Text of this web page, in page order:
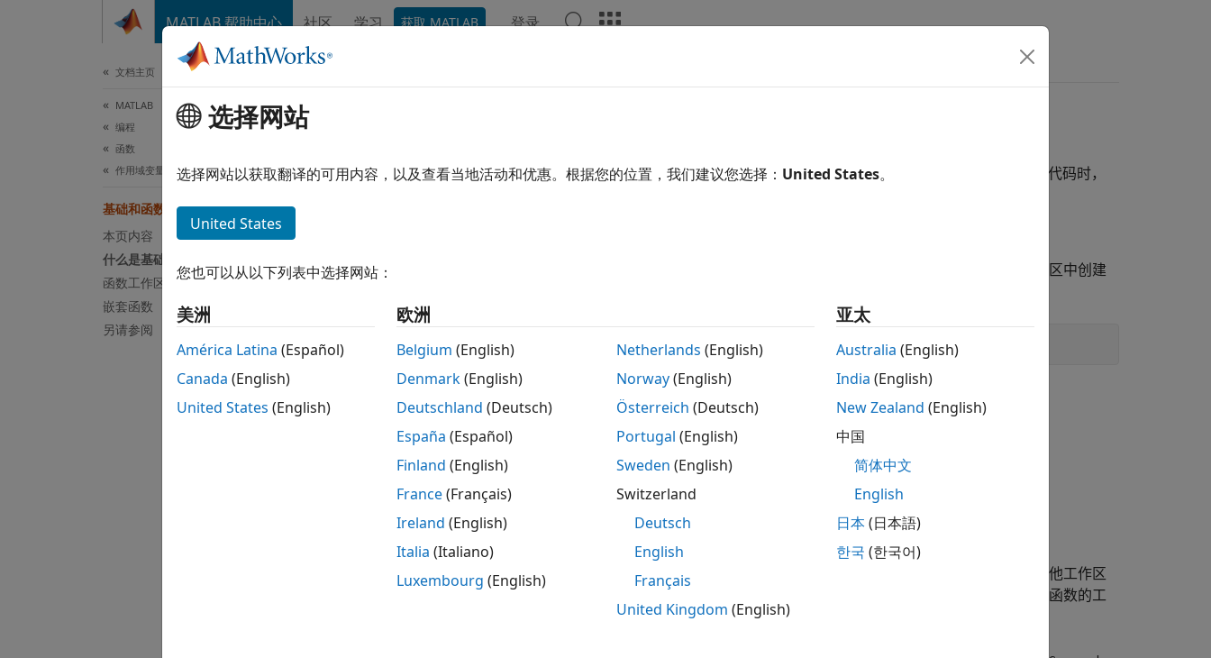
MATLAB 帮助中心 社区 学习 获取 MATLAB 登录
文档主页
MATLAB
编程
函数
作用域变量和生成名称
基础和函数工作区
本页内容
什么是基础工作区？
函数工作区
嵌套函数
另请参阅
当您首次在 MATLAB®中开始工作时，您通常与基础工作区交互。当您定义自己的函数或类并使用调试器分析代码时，
基础工作区通常包含通过在命令行中和脚本中运行代码创建的变量。例如，在命令行中为
赋值会在基础工作区中创建
X = rand(10);
在您清除内存中基础工作区中的变量或结束您的 MATLAB 会话之前，这些变量一直存在。
函数工作区
函数内的代码不使用基础工作区。每个函数都有自己的函数工作区。每个函数工作区都与基础工作区和所有其他工作区
分开以保护数据的完整性。即使普通文件中的局部函数也有它们自己的工作区。在函数内部创建的变量属于该函数的工
选择网站
选择网站以获取翻译的可用内容，以及查看当地活动和优惠。根据您的位置，我们建议您选择： United States。
United States
您也可以从以下列表中选择网站：
美洲
América Latina (Español)
Canada (English)
United States (English)
欧洲
Belgium (English)
Denmark(English)
Deutschland (Deutsch)
España (Español)
Finland (English)
France(Français)
Ireland (English)
Italia (Italiano)
Luxembourg (English)
Netherlands (English)
Norway(English)
Österreich (Deutsch)
Portugal (English)
Sweden (English)
Switzerland
Deutsch
English
Français
United Kingdom (English)
亚太
Australia (English)
India (English)
New Zealand (English)
中国
简体中文
English
日本(日本語)
한국 (한국어)